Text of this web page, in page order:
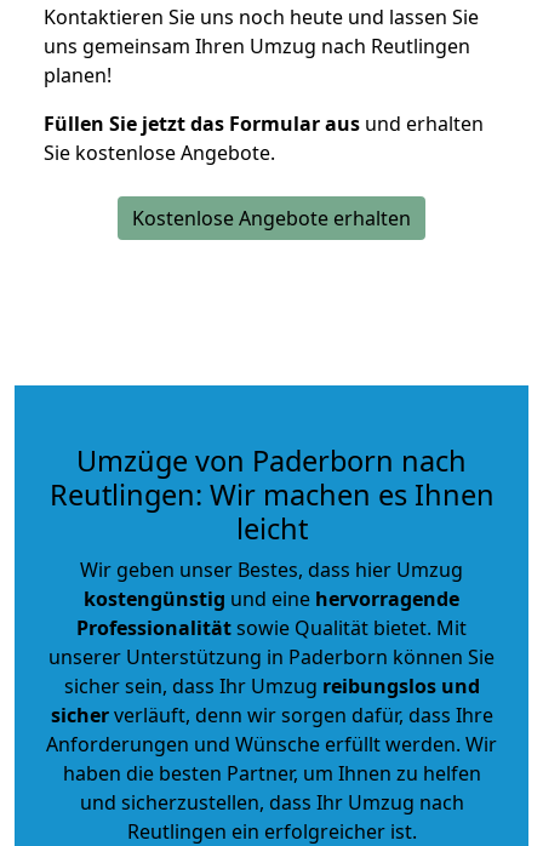
Kontaktieren Sie uns noch heute und lassen Sie
uns gemeinsam Ihren Umzug nach Reutlingen
planen!
Füllen Sie jetzt das Formular aus und erhalten
Sie kostenlose Angebote.
Kostenlose Angebote erhalten
Umzüge von Paderborn nach
Reutlingen: Wir machen es Ihnen
leicht
Wir geben unser Bestes, dass hier Umzug
kostengünstig und eine hervorragende
Professionalitätsowie Qualität bietet. Mit
unserer Unterstützung in Paderborn können Sie
sicher sein, dass Ihr Umzug reibungslos und
sicherverläuft, denn wir sorgen dafür, dass Ihre
Anforderungen und Wünsche erfüllt werden. Wir
haben die besten Partner, um Ihnen zu helfen
und sicherzustellen, dass Ihr Umzug nach
Reutlingen ein erfolgreicher ist.